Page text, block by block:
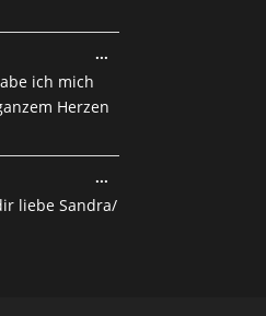
ich mich
Herzen
...Diese
liebe Sandra/
...Diese
Metabox
ein-/ausblenden.